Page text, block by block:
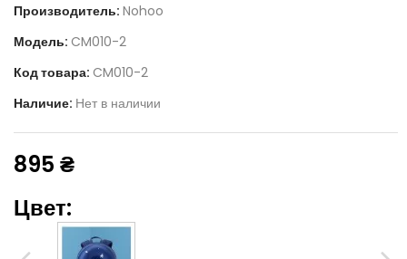
Производитель: Nohoo
Модель: CM010-2
Код товара: CM010-2
Наличие: Нет в наличии
895 ₴
Цвет: